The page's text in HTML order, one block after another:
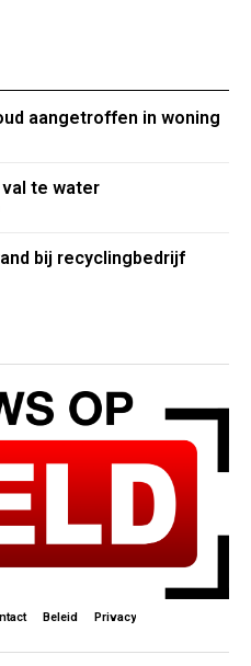
aangetroffen in woning
te water
bij recyclingbedrijf
Beleid Privacy